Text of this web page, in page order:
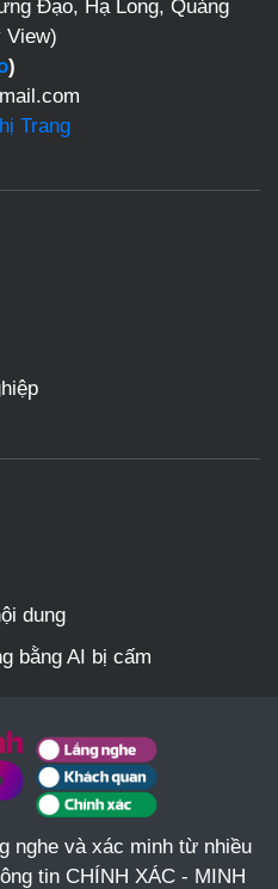
Đạo, Hạ Long, Quảng
View)
)
Trang
dung
bằng AI bị cấm
nghe và xác minh từ nhiều
tin CHÍNH XÁC - MINH